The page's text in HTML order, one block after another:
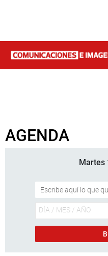
AGENDA
Martes